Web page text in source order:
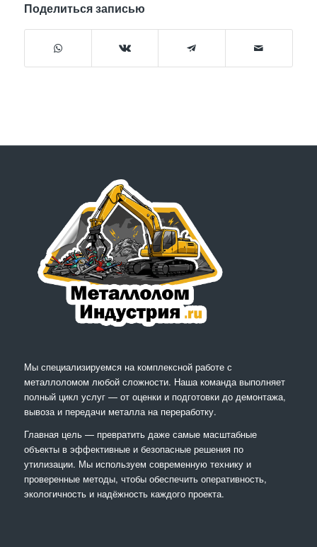
Поделиться записью
Мы специализируемся на комплексной работе с
металлоломом любой сложности. Наша команда выполняет
полный цикл услуг — от оценки и подготовки до демонтажа,
вывоза и передачи металла на переработку.
Главная цель — превратить даже самые масштабные
объекты в эффективные и безопасные решения по
утилизации. Мы используем современную технику и
проверенные методы, чтобы обеспечить оперативность,
экологичность и надёжность каждого проекта.